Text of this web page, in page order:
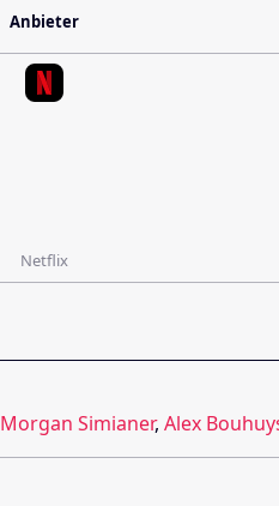
Anbieter
Netflix
Morgan Simianer, Alex